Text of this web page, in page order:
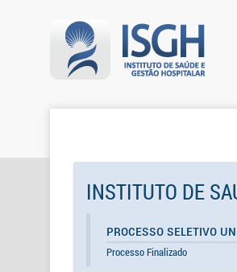
INSTITUTO DE
Processo Seletivo
Processo Finalizado